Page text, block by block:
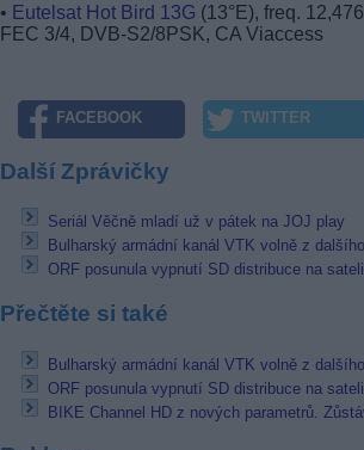
• Eutelsat Hot Bird 13G (13°E), freq.
FEC 3/4, DVB-S2/8PSK, CA Viaccess
FACEBOOK TWITTER
Další Zprávičky
Seriál Věčně mladí už v pátek na JOJ play
Bulharský armádní kanál VTK volně z
ORF posunula vypnutí SD distribuce na
Přečtěte si také
Bulharský armádní kanál VTK volně z
ORF posunula vypnutí SD distribuce na
BIKE Channel HD z nových parametrů.